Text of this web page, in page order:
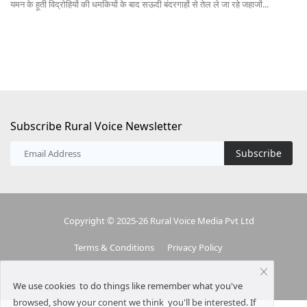
आईआईटी बॉम्बे के शोधकर्ताओं ने एआई और सैटेलाइट रडार डेटा पर आधारित एक उन्नत बाढ़...
Subscribe Rural Voice Newsletter
Subscribe
Copyright © 2025-26 Rural Voice Media Pvt Ltd
Terms & Conditions Privacy Policy
We use cookies to do things like remember what you've
browsed, show your conent we think you'll be interested. If